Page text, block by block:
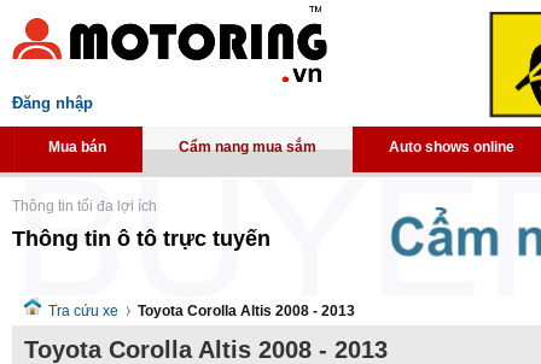
Đăng nhập
Mua bán Cẩm nang mua sắm Auto shows online
Thông tin tối đa lợi ích
Thông tin ô tô trực tuyến
Tra cứu xe Toyota Corolla Altis 2008 - 2013
Toyota Corolla Altis 2008 - 2013